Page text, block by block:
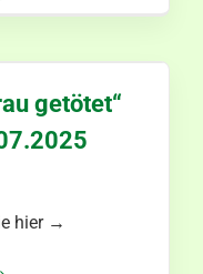
getötet“
hier →